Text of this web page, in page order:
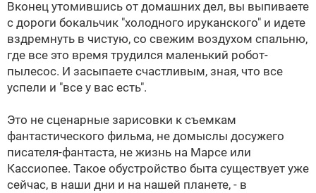
Вконец утомившись от домашних дел, вы выпиваете
с дороги бокальчик "холодного ируканского" и идете
вздремнуть в чистую, со свежим воздухом спальню,
где все это время трудился маленький робот-
пылесос. И засыпаете счастливым, зная, что все
успели и "все у вас есть".
Это не сценарные зарисовки к съемкам
фантастического фильма, не домыслы досужего
писателя-фантаста, не жизнь на Марсе или
Кассиопее. Такое обустройство быта существует уже
сейчас, в наши дни и на нашей планете, - в